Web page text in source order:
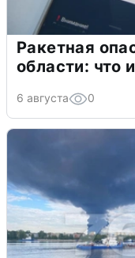
Ракетная
области: что
6 августа 0